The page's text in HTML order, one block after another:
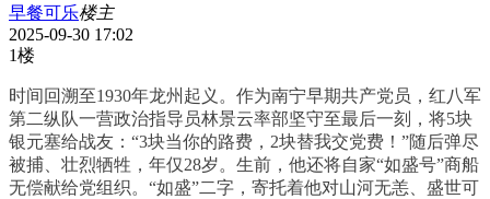
早餐可乐楼主
2025-09-30 17:02
1楼
时间回溯至1930年龙州起义。作为南宁早期共产党员，红八军
第二纵队一营政治指导员林景云率部坚守至最后一刻，将5块
银元塞给战友：“3块当你的路费，2块替我交党费！”随后弹尽
被捕、壮烈牺牲，年仅28岁。生前，他还将自家“如盛号”商船
无偿献给党组织。“如盛”二字，寄托着他对山河无恙、盛世可